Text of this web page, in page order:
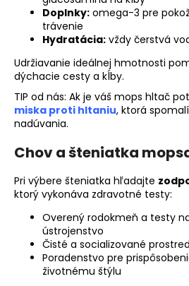
Doplnky: omega-3 pre
trávenie
Hydratácia: vždy čerstvá
Udržiavanie ideálnej hmotnosti
dýchacie cesty a kĺby.
TIP od nás: Ak je váš mops hltač
miska proti hltaniu, ktorá
nadúvania.
Chov a šteniatka
Pri výbere šteniatka hľadajte
ktorý vykonáva zdravotné testy:
Overený rodokmeň a testy
ústrojenstvo
Čisté a socializované
Poradenstvo pre
životnému štýlu